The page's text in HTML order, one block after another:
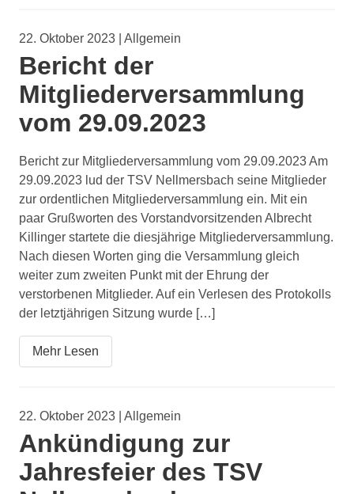
22. Oktober 2023 | Allgemein
Bericht der
Mitgliederversammlung
vom 29.09.2023
Bericht zur Mitgliederversammlung vom 29.09.2023 Am
29.09.2023 lud der TSV Nellmersbach seine Mitglieder
zur ordentlichen Mitgliederversammlung ein. Mit ein
paar Grußworten des Vorstandvorsitzenden Albrecht
Killinger startete die diesjährige Mitgliederversammlung.
Nach diesen Worten ging die Versammlung gleich
weiter zum zweiten Punkt mit der Ehrung der
verstorbenen Mitglieder. Auf ein Verlesen des Protokolls
der letztjährigen Sitzung wurde […]
Mehr Lesen
22. Oktober 2023 | Allgemein
Ankündigung zur
Jahresfeier des TSV